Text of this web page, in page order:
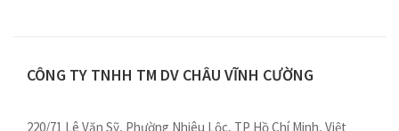
CÔNG TY TNHH TM DV CHÂU VĨNH CƯỜNG
220/71 Lê Văn Sỹ, Phường Nhiêu Lộc, TP Hồ Chí Minh, Việt